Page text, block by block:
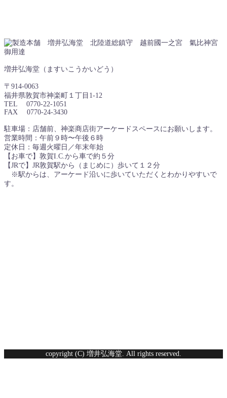
増井弘海堂（ますいこうかいどう）
〒914-0063
福井県敦賀市神楽町１丁目1-12
TEL 0770-22-1051
FAX 0770-24-3430
駐車場：店舗前、神楽商店街アーケードスペースにお願いします。
営業時間：午前９時〜午後６時
定休日：毎週火曜日／年末年始
【お車で】敦賀I.C.から車で約５分
【JRで】JR敦賀駅から（まじめに）歩いて１２分
※駅からは、アーケード沿いに歩いていただくとわかりやすいで
す。
copyright (C) 増井弘海堂. All rights reserved.